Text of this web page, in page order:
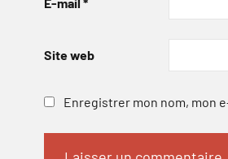
E-mail *
Site web
Enregistrer mon nom, mon